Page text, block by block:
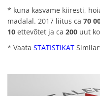
* kuna kasvame kiiresti,
madalal. 2017 liitus ca 70
10 ettevõtet ja ca 200 uut
* Vaata STATISTIKAT